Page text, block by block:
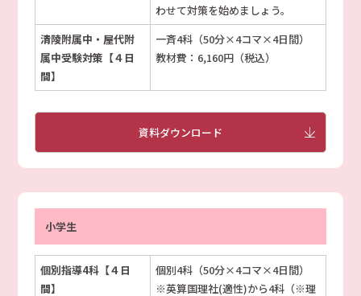
わせて対策を始めましょう。
清陵附属中・屋代附
属中受験対策【４日
間】
一斉4科（50分×4コマ×4日間）
教材費：6,160円（税込）
資料ダウンロード
小学生
個別指導4科【４日
間】
個別4科（50分×4コマ×4日間）
※英算国理社(適性)から4科（※理